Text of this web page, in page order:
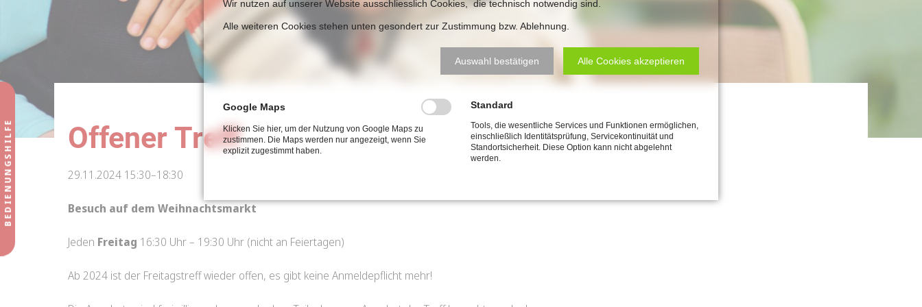
Offener Treff
29.11.2024 15:30–18:30
Besuch auf dem Weihnachtsmarkt
Jeden Freitag 16:30 Uhr – 19:30 Uhr (nicht an Feiertagen)
Ab 2024 ist der Freitagstreff wieder offen, es gibt keine Anmeldepflicht mehr!
Wir nutzen auf unserer Website ausschliesslich Cookies, die technisch notwendig sind.
Alle weiteren Cookies stehen unten gesondert zur Zustimmung bzw. Ablehnung.
Auswahl bestätigen Alle Cookies akzeptieren
Google Maps
Klicken Sie hier, um der Nutzung von Google Maps zu
zustimmen. Die Maps werden nur angezeigt, wenn Sie
explizit zugestimmt haben.
Standard
Tools, die wesentliche Services und Funktionen ermöglichen,
einschließlich Identitätsprüfung, Servicekontinuität und
Standortsicherheit. Diese Option kann nicht abgelehnt
werden.